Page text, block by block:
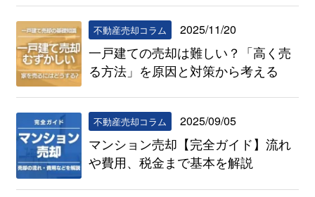
不動産売却コラム 2025/11/20
一戸建ての売却は難しい？「高く売
る方法」を原因と対策から考える
不動産売却コラム 2025/09/05
マンション売却【完全ガイド】流れ
や費用、税金まで基本を解説